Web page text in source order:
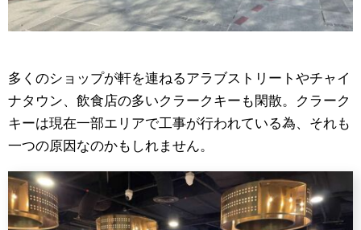
多くのショップが軒を連ねるアラブストリートやチャイ
ナタウン、飲食店の多いクラークキーも閑散。クラーク
キーは現在一部エリアで工事が行われている為、それも
一つの原因なのかもしれません。